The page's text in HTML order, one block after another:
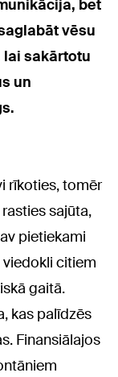
bet
vēsu
lai sakārtotu
un
rīkoties, tomēr
sajūta,
pietiekami
citiem
gaitā.
kas palīdzēs
Finansiālajos